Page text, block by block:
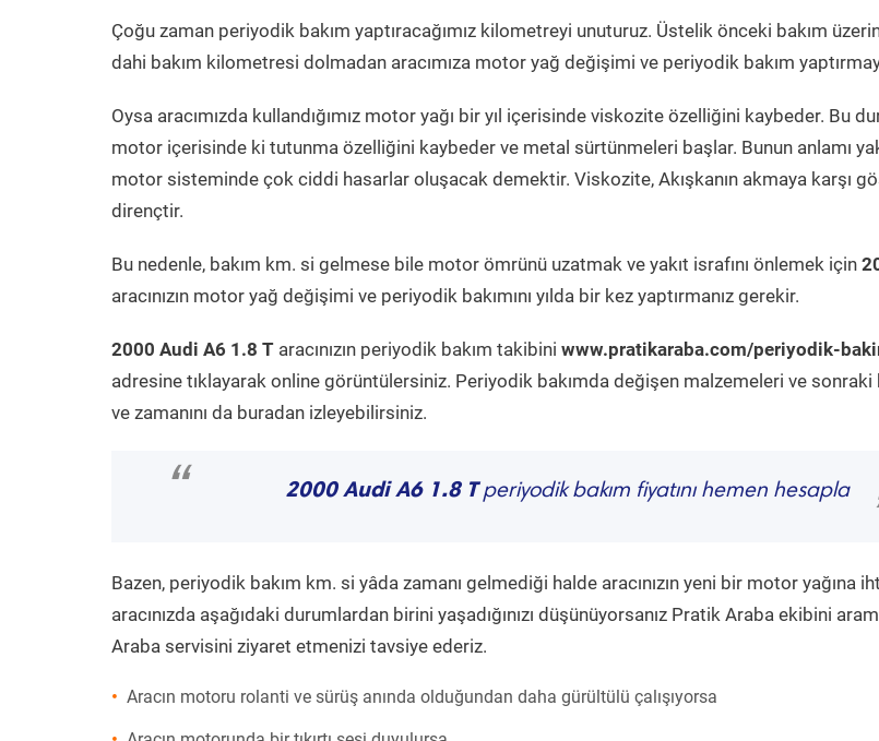
Çoğu zaman periyodik bakım yaptıracağımız kilometreyi unuturuz. Üstelik önceki bakım
dahi bakım kilometresi dolmadan aracımıza motor yağ değişimi ve periyodik bakım
Oysa aracımızda kullandığımız motor yağı bir yıl içerisinde viskozite özelliğini kaybeder. Bu
motor içerisinde ki tutunma özelliğini kaybeder ve metal sürtünmeleri başlar. Bunun anlamı
motor sisteminde çok ciddi hasarlar oluşacak demektir. Viskozite, Akışkanın akmaya karşı
dirençtir.
Bu nedenle, bakım km. si gelmese bile motor ömrünü uzatmak ve yakıt israfını önlemek için
aracınızın motor yağ değişimi ve periyodik bakımını yılda bir kez yaptırmanız gerekir.
2000 Audi A6 1.8 T aracınızın periyodik bakım takibini www.pratikaraba.com/periyodik-
adresine tıklayarak online görüntülersiniz. Periyodik bakımda değişen malzemeleri ve
ve zamanını da buradan izleyebilirsiniz.
“ 2000 Audi A6 1.8 Tperiyodik bakım fiyatını hemen hesapla
Bazen, periyodik bakım km. si yâda zamanı gelmediği halde aracınızın yeni bir motor yağına
aracınızda aşağıdaki durumlardan birini yaşadığınızı düşünüyorsanız Pratik Araba ekibini
Araba servisini ziyaret etmenizi tavsiye ederiz.
Aracın motoru rolanti ve sürüş anında olduğundan daha gürültülü çalışıyorsa